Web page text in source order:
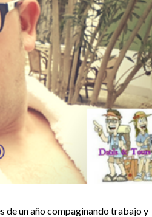
de un año compaginando trabajo y